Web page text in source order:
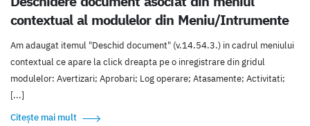
contextual al modulelor din Meniu/Intrumente
Am adaugat itemul "Deschid document" (v.14.54.3.) in cadrul meniului
contextual ce apare la click dreapta pe o inregistrare din gridul
modulelor: Avertizari; Aprobari; Log operare; Atasamente; Activitati;
[...]
Citește mai mult